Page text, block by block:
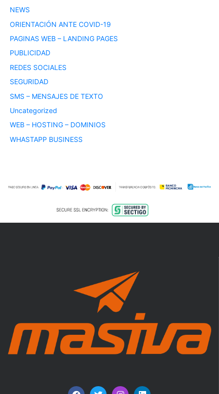
NEWS
ORIENTACIÓN ANTE COVID-19
PAGINAS WEB – LANDING PAGES
PUBLICIDAD
REDES SOCIALES
SEGURIDAD
SMS – MENSAJES DE TEXTO
Uncategorized
WEB – HOSTING – DOMINIOS
WHASTAPP BUSINESS